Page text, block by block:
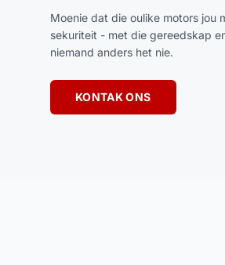
Moenie dat die oulike motors jou
sekuriteit - met die gereedskap
niemand anders het nie.
KONTAK ONS